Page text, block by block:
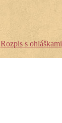
Rozpis s ohláškami